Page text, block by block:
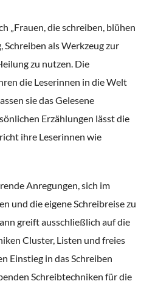
„Frauen, die schreiben, blühen
Schreiben als Werkzeug zur
zu nutzen. Die
die Leserinnen in die Welt
sie das Gelesene
Erzählungen lässt die
ihre Leserinnen wie
Anregungen, sich im
und die eigene Schreibreise zu
greift ausschließlich auf die
Cluster, Listen und freies
Einstieg in das Schreiben
Schreibtechniken für die